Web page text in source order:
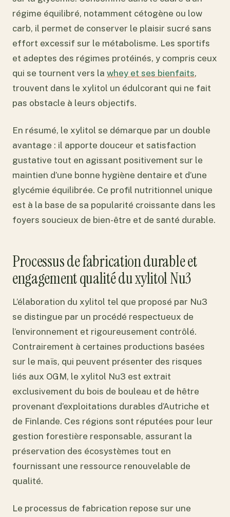
régime équilibré, notamment cétogène ou low
carb, il permet de conserver le plaisir sucré sans
effort excessif sur le métabolisme. Les sportifs
et adeptes des régimes protéinés, y compris ceux
qui se tournent vers la whey et ses bienfaits,
trouvent dans le xylitol un édulcorant qui ne fait
pas obstacle à leurs objectifs.
En résumé, le xylitol se démarque par un double
avantage : il apporte douceur et satisfaction
gustative tout en agissant positivement sur le
maintien d’une bonne hygiène dentaire et d’une
glycémie équilibrée. Ce profil nutritionnel unique
est à la base de sa popularité croissante dans les
foyers soucieux de bien-être et de santé durable.
Processus de fabrication durable et
engagement qualité du xylitol Nu3
L’élaboration du xylitol tel que proposé par Nu3
se distingue par un procédé respectueux de
l’environnement et rigoureusement contrôlé.
Contrairement à certaines productions basées
sur le maïs, qui peuvent présenter des risques
liés aux OGM, le xylitol Nu3 est extrait
exclusivement du bois de bouleau et de hêtre
provenant d’exploitations durables d’Autriche et
de Finlande. Ces régions sont réputées pour leur
gestion forestière responsable, assurant la
préservation des écosystèmes tout en
fournissant une ressource renouvelable de
qualité.
Le processus de fabrication repose sur une